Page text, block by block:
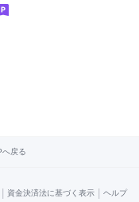
へ戻る
| 資金決済法に基づく表示 | ヘルプ